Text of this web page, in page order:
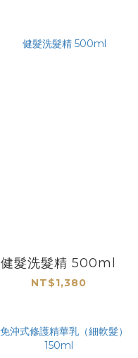
健髮洗髮精 500ml
NT$1,380